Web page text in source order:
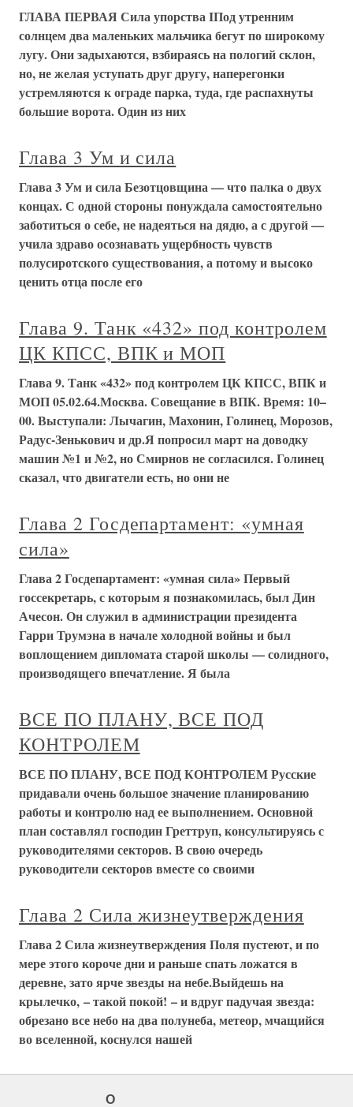
ГЛАВА ПЕРВАЯ Сила упорства IПод утренним
солнцем два маленьких мальчика бегут по широкому
лугу. Они задыхаются, взбираясь на пологий склон,
но, не желая уступать друг другу, наперегонки
устремляются к ограде парка, туда, где распахнуты
большие ворота. Один из них
Глава 3 Ум и сила
Глава 3 Ум и сила Безотцовщина — что палка о двух
концах. С одной стороны понуждала самостоятельно
заботиться о себе, не надеяться на дядю, а с другой —
учила здраво осознавать ущербность чувств
полусиротского существования, а потому и высоко
ценить отца после его
Глава 9. Танк «432» под контролем
ЦК КПСС, ВПК и МОП
Глава 9. Танк «432» под контролем ЦК КПСС, ВПК и
МОП 05.02.64.Москва. Совещание в ВПК. Время: 10–
00. Выступали: Лычагин, Махонин, Голинец, Морозов,
Радус-Зенькович и др.Я попросил март на доводку
машин №1 и №2, но Смирнов не согласился. Голинец
сказал, что двигатели есть, но они не
Глава 2 Госдепартамент: «умная
сила»
Глава 2 Госдепартамент: «умная сила» Первый
госсекретарь, с которым я познакомилась, был Дин
Ачесон. Он служил в администрации президента
Гарри Трумэна в начале холодной войны и был
воплощением дипломата старой школы — солидного,
производящего впечатление. Я была
ВСЕ ПО ПЛАНУ, ВСЕ ПОД
КОНТРОЛЕМ
ВСЕ ПО ПЛАНУ, ВСЕ ПОД КОНТРОЛЕМ Русские
придавали очень большое значение планированию
работы и контролю над ее выполнением. Основной
план составлял господин Греттруп, консультируясь с
руководителями секторов. В свою очередь
руководители секторов вместе со своими
Глава 2 Сила жизнеутверждения
Глава 2 Сила жизнеутверждения Поля пустеют, и по
мере этого короче дни и раньше спать ложатся в
деревне, зато ярче звезды на небе.Выйдешь на
крылечко, – такой покой! – и вдруг падучая звезда:
обрезано все небо на два полунеба, метеор, мчащийся
во вселенной, коснулся нашей
О